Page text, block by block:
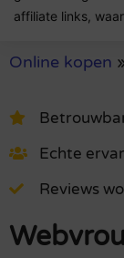
affiliate links,
Online kopen
Echte
Reviews